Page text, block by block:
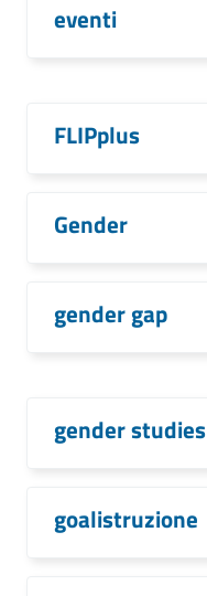
eventi
FLIPplus
Gender
gender gap
gender studies
goalistruzione